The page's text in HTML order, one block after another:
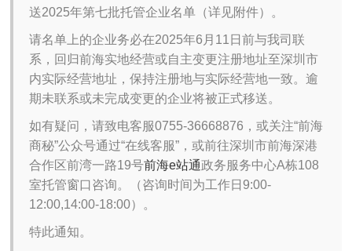
送2025年第七批托管企业名单（详见附件）。
请名单上的企业务必在2025年6月11日前与我司联
系，回归前海实地经营或自主变更注册地址至深圳市
内实际经营地址，保持注册地与实际经营地一致。逾
期未联系或未完成变更的企业将被正式移送。
如有疑问，请致电客服0755-36668876，或关注“前海
商秘”公众号通过“在线客服”，或前往深圳市前海深港
合作区前湾一路19号前海e站通政务服务中心A栋108
室托管窗口咨询。（咨询时间为工作日9:00-
12:00,14:00-18:00）。
特此通知。